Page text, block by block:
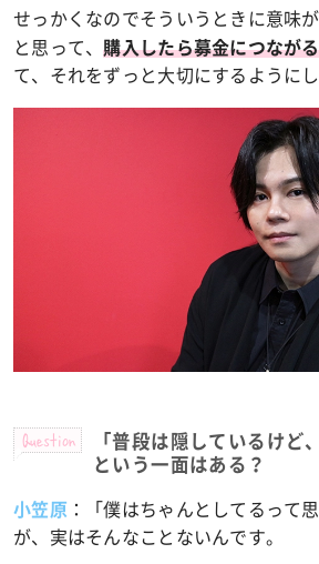
せっかくなのでそういうときに意味
と思って、購入したら募金につなが
て、それをずっと大切にするようにし
Question
「普段は隠しているけど
という一面はある？
小笠原：
「僕はちゃんとしてるって
が、実はそんなことないんです。